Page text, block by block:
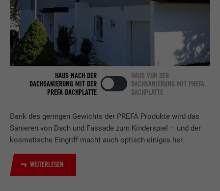
Dank des geringen Gewichts der PREFA Produkte wird das
Sanieren von Dach und Fassade zum Kinderspiel – und der
kosmetische Eingriff macht auch optisch einiges her.
WEITERLESEN
HAUS NACH DER
DACHSANIERUNG MIT DER
PREFA DACHPLATTE
HAUS VOR DER
DACHSANIERUNG MIT PREFA
DACHPLATTE
Dienstleistungen.
Name bscookie
Anbieter LinkedIn
Laufzeit 2 Jahre
Zweck
LinkedIn für die Verfolgung der
Verwendung von eingebetteten
Dienstleistungen.
Name UserMatchHistory